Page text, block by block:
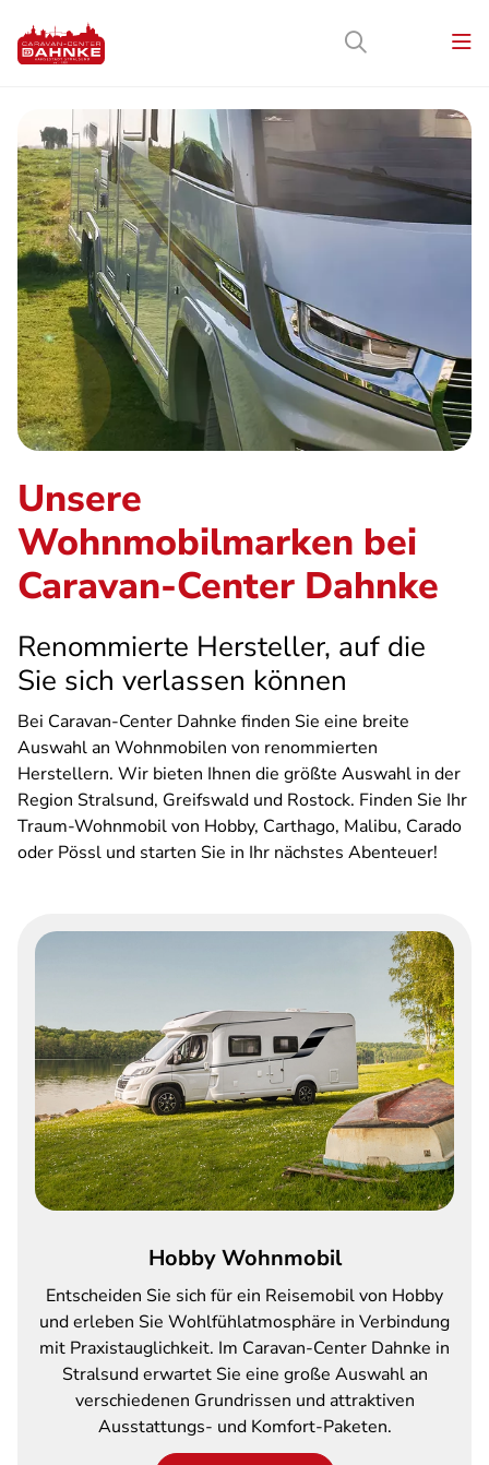
Unsere
Wohnmobilmarken bei
Caravan-Center Dahnke
Renommierte Hersteller, auf die
Sie sich verlassen können
Bei Caravan-Center Dahnke finden Sie eine breite
Auswahl an Wohnmobilen von renommierten
Herstellern. Wir bieten Ihnen die größte Auswahl in der
Region Stralsund, Greifswald und Rostock. Finden Sie Ihr
Traum-Wohnmobil von Hobby, Carthago, Malibu, Carado
oder Pössl und starten Sie in Ihr nächstes Abenteuer!
Hobby Wohnmobil
Entscheiden Sie sich für ein Reisemobil von Hobby
und erleben Sie Wohlfühlatmosphäre in Verbindung
mit Praxistauglichkeit. Im Caravan-Center Dahnke in
Stralsund erwartet Sie eine große Auswahl an
verschiedenen Grundrissen und attraktiven
Ausstattungs- und Komfort-Paketen.